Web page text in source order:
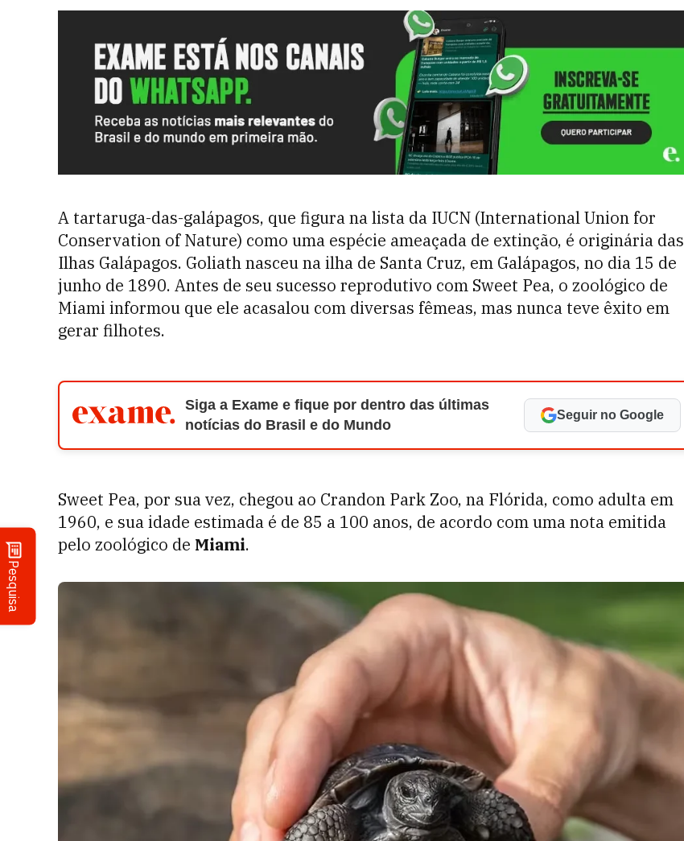
Pesquisa
A tartaruga-das-galápagos, que figura na lista da IUCN (International Union for
Conservation of Nature) como uma espécie ameaçada de extinção, é originária das
Ilhas Galápagos. Goliath nasceu na ilha de Santa Cruz, em Galápagos, no dia 15 de
junho de 1890. Antes de seu sucesso reprodutivo com Sweet Pea, o zoológico de
Miami informou que ele acasalou com diversas fêmeas, mas nunca teve êxito em
gerar filhotes.
Siga a Exame e fique por dentro das últimas
notícias do Brasil e do Mundo
Seguir no Google
Sweet Pea, por sua vez, chegou ao Crandon Park Zoo, na Flórida, como adulta em
1960, e sua idade estimada é de 85 a 100 anos, de acordo com uma nota emitida
pelo zoológico de Miami.